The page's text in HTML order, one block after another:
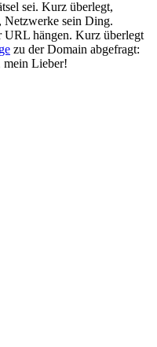
sei. Kurz überlegt,
Netzwerke sein Ding.
URL hängen. Kurz überlegt
zu der Domain abgefragt:
mein Lieber!